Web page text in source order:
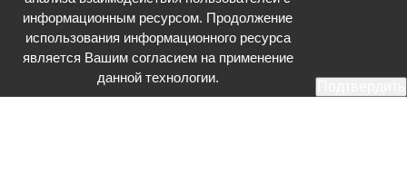
информационным ресурсом. Продолжение
использования информационного ресурса
является Вашим согласием на применение
данной технологии.